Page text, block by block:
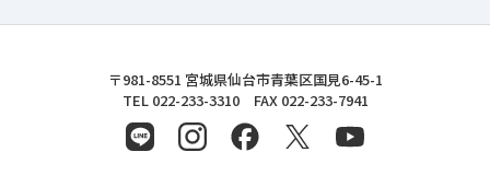
東北文化学園大学
〒981-8551 宮城県仙台市青葉区国見6-45-1
TEL 022-233-3310 FAX 022-233-7941